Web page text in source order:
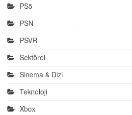
PS5
PSN
PSVR
Sektörel
Sinema & Dizi
Teknoloji
Xbox